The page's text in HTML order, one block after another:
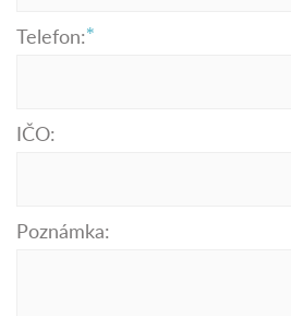
Telefon:
IČO:
Poznámka: